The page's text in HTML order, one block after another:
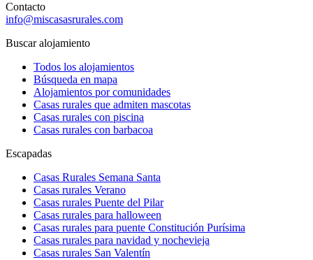
Contacto
info@miscasasrurales.com
Buscar alojamiento
Todos los alojamientos
Búsqueda en mapa
Alojamientos por comunidades
Casas rurales que admiten mascotas
Casas rurales con piscina
Casas rurales con barbacoa
Escapadas
Casas Rurales Semana Santa
Casas rurales Verano
Casas rurales Puente del Pilar
Casas rurales para halloween
Casas rurales para puente Constitución Purísima
Casas rurales para navidad y nochevieja
Casas rurales San Valentín